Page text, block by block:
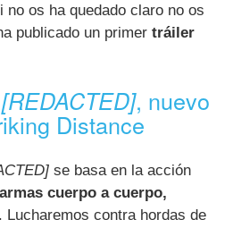
no os ha quedado claro no os
publicado un primer tráiler
[REDACTED], nuevo
Distance
se basa en la acción
cuerpo a cuerpo,
. Lucharemos contra hordas de